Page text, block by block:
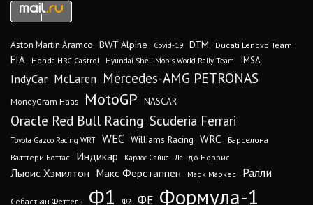
Aston Martin Aramco BWT Alpine Covid-19 DTM Ducati Lenovo Team
FIA Honda HRC Castrol Hyundai Shell Mobis World Rally Team IMSA
IndyCar McLaren Mercedes-AMG PETRONAS
MoneyGram Haas MotoGP NASCAR
Oracle Red Bull Racing Scuderia Ferrari
Toyota Gazoo Racing WRT WEC Williams Racing WRC
Барселона
Валттери Боттас
Индикар Карлос Сайнс Ландо Норрис
Льюис Хэмилтон Макс Ферстаппен Марк Маркес Ралли
Себастьян Феттель Ф1 Ф2 ФЕ Формула-1